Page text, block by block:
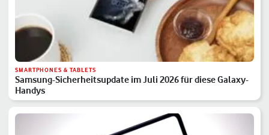
SMARTPHONES & TABLETS
Samsung-Sicherheitsupdate im Juli 2026 für diese Galaxy-
Handys